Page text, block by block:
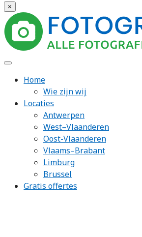
×
Home
Wie zijn wij
Locaties
Antwerpen
West–Vlaanderen
Oost-Vlaanderen
Vlaams–Brabant
Limburg
Brussel
Gratis offertes